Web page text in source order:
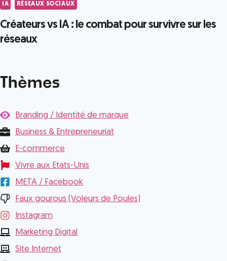
IA RÉSEAUX SOCIAUX
Créateurs vs IA : le combat pour survivre sur les
réseaux
Thèmes
Branding / Identité de marque
Business & Entrepreneuriat
E-commerce
Vivre aux Etats-Unis
META / Facebook
Faux gourous (Voleurs de Poules)
Instagram
Marketing Digital
Site Internet